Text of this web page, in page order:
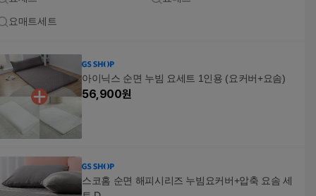
요매트세트
아이닉스 순면 누빔 요세트 1인용 (요커버+요솜)
56,900원
스코홈 순면 해피시리즈 누빔요커버+압축 요솜 세